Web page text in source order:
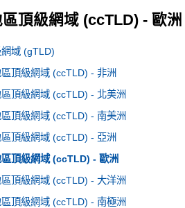
區頂級網域 (ccTLD) - 歐洲
域 (gTLD)
頂級網域 (ccTLD) - 非洲
頂級網域 (ccTLD) - 北美洲
頂級網域 (ccTLD) - 南美洲
頂級網域 (ccTLD) - 亞洲
頂級網域 (ccTLD) - 歐洲
頂級網域 (ccTLD) - 大洋洲
頂級網域 (ccTLD) - 南極洲